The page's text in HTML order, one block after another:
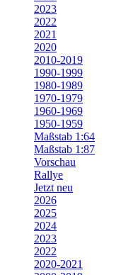
2023
2022
2021
2020
2010-2019
1990-1999
1980-1989
1970-1979
1960-1969
1950-1959
Maßstab 1:64
Maßstab 1:87
Vorschau
Rallye
Jetzt neu
2026
2025
2024
2023
2022
2020-2021